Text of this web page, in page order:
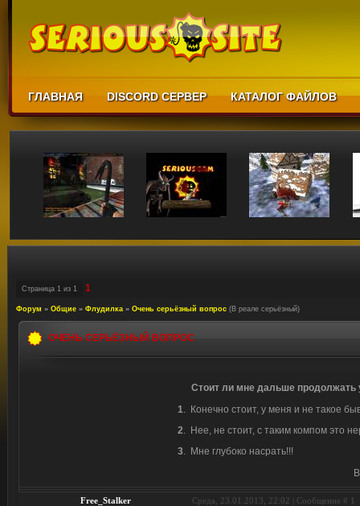
ГЛАВНАЯ DISCORD СЕРВЕР КАТАЛОГ ФАЙЛОВ
Страница 1 из 1 1
Форум » Общие » Флудилка » Очень серьёзный вопрос (В реале серьёзный)
ОЧЕНЬ СЕРЬЁЗНЫЙ ВОПРОС
Стоит ли мне дальше продолжать
1. Конечно стоит, у меня и не такое
2. Нее, не стоит, с таким компом это
3. Мне глубоко насрать!!!
Free_Stalker Среда, 23.01.2013, 22:02 | Сообщение # 1